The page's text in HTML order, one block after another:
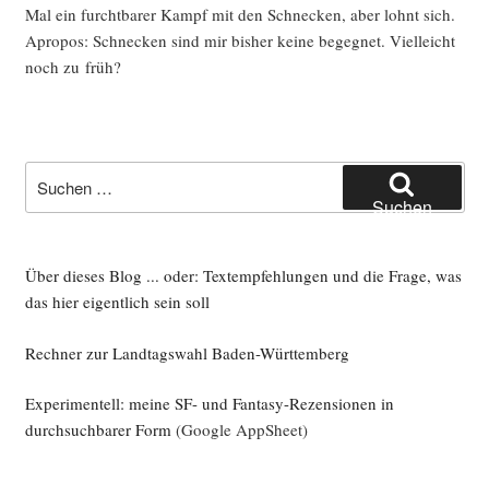
Mal ein furcht­ba­rer Kampf mit den Schne­cken, aber lohnt sich.
Apro­pos: Schne­cken sind mir bis­her kei­ne begeg­net. Viel­leicht
noch zu früh?
nach:
Suchen
Über dieses Blog ... oder: Textempfehlungen und die Frage, was
das hier eigentlich sein soll
Rechner zur Landtagswahl Baden-Württemberg
Experimentell: meine SF- und Fantasy-Rezensionen in
durchsuchbarer Form(Google AppSheet)